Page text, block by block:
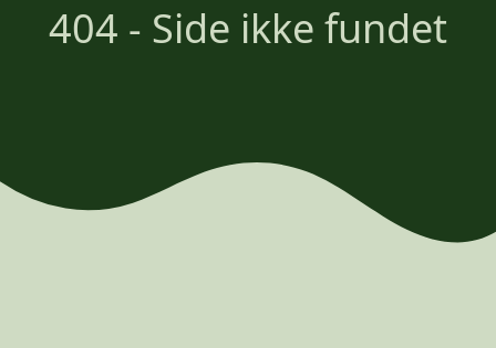
Mød os
404 - Side ikke fundet